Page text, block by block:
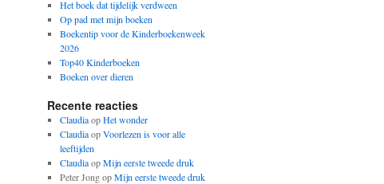
Het boek dat tijdelijk verdween
Op pad met mijn boeken
Boekentip voor de Kinderboekenweek
2026
Top40 Kinderboeken
Boeken over dieren
Recente reacties
ClaudiaopHet wonder
ClaudiaopVoorlezen is voor alle
leeftijden
ClaudiaopMijn eerste tweede druk
Peter JongopMijn eerste tweede druk